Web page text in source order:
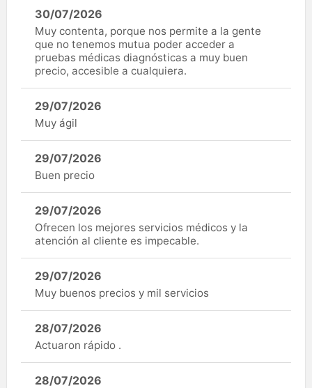
30/07/2026
Muy contenta, porque nos permite a la gente
que no tenemos mutua poder acceder a
pruebas médicas diagnósticas a muy buen
precio, accesible a cualquiera.
29/07/2026
Muy ágil
29/07/2026
Buen precio
29/07/2026
Ofrecen los mejores servicios médicos y la
atención al cliente es impecable.
29/07/2026
Muy buenos precios y mil servicios
28/07/2026
Actuaron rápido .
28/07/2026